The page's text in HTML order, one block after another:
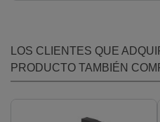
LOS CLIENTES QUE
PRODUCTO TAMBIÉN